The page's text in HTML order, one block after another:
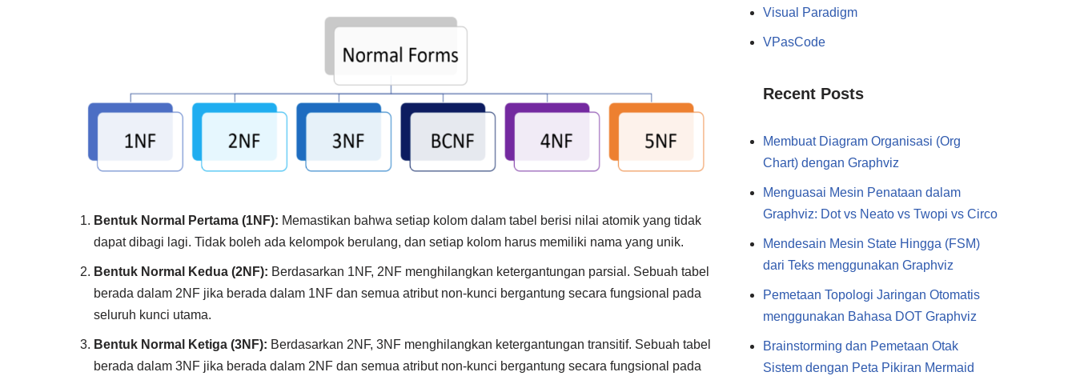
Bentuk Normal Pertama (1NF): Memastikan bahwa setiap kolom dalam tabel berisi nilai atomik yang tidak
dapat dibagi lagi. Tidak boleh ada kelompok berulang, dan setiap kolom harus memiliki nama yang unik.
Bentuk Normal Kedua (2NF): Berdasarkan 1NF, 2NF menghilangkan ketergantungan parsial. Sebuah tabel
berada dalam 2NF jika berada dalam 1NF dan semua atribut non-kunci bergantung secara fungsional pada
seluruh kunci utama.
Bentuk Normal Ketiga (3NF): Berdasarkan 2NF, 3NF menghilangkan ketergantungan transitif. Sebuah tabel
berada dalam 3NF jika berada dalam 2NF dan semua atribut non-kunci bergantung secara fungsional pada
Visual Paradigm
VPasCode
Recent Posts
Membuat Diagram Organisasi (Org
Chart) dengan Graphviz
Menguasai Mesin Penataan dalam
Graphviz: Dot vs Neato vs Twopi vs Circo
Mendesain Mesin State Hingga (FSM)
dari Teks menggunakan Graphviz
Pemetaan Topologi Jaringan Otomatis
menggunakan Bahasa DOT Graphviz
Brainstorming dan Pemetaan Otak
Sistem dengan Peta Pikiran Mermaid